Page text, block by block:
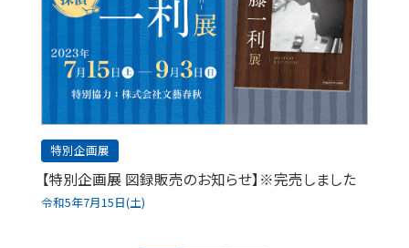
特別企画展
【特別企画展 図録販売のお知らせ】※完売しました
令和5年7月15日(土)